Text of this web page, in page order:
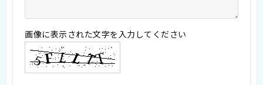
画像に表示された文字を入力してください